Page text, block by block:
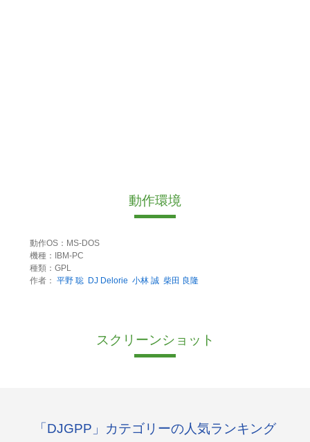
動作環境
動作OS：MS-DOS
機種：IBM-PC
種類：GPL
作者： 平野 聡 DJ Delorie 小林 誠 柴田 良隆
スクリーンショット
「DJGPP」カテゴリーの人気ランキング